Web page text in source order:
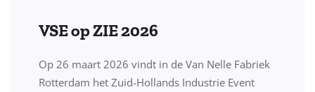
VSE op ZIE 2026
Op 26 maart 2026 vindt in de Van Nelle Fabriek
Rotterdam het Zuid-Hollands Industrie Event